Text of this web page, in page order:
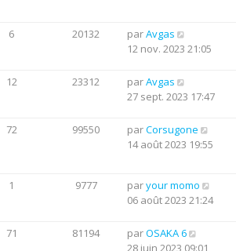
6 20132 parAvgas
12 nov. 2023 21:05
12 23312 parAvgas
27 sept. 2023 17:47
72 99550 parCorsugone
14 août 2023 19:55
1 9777 paryour momo
06 août 2023 21:24
71 81194 parOSAKA 6
28 juin 2023 09:01